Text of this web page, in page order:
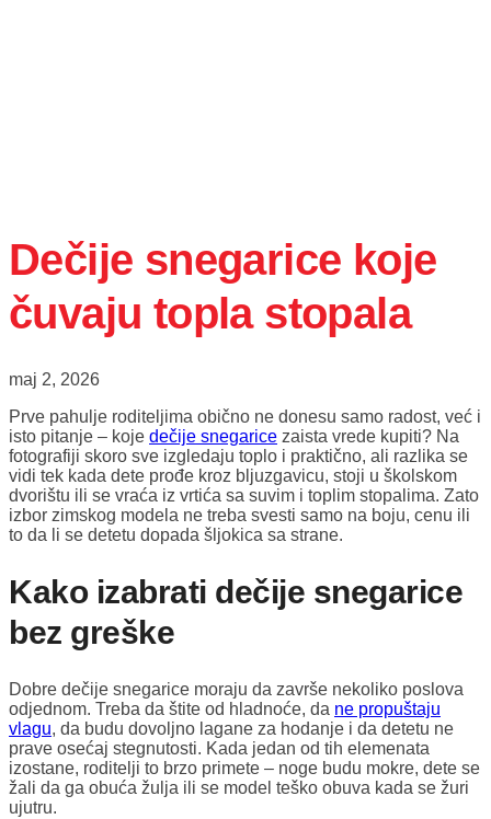
Dečije snegarice koje
čuvaju topla stopala
maj 2, 2026
Prve pahulje roditeljima obično ne donesu samo radost, već i
isto pitanje – koje dečije snegarice zaista vrede kupiti? Na
fotografiji skoro sve izgledaju toplo i praktično, ali razlika se
vidi tek kada dete prođe kroz bljuzgavicu, stoji u školskom
dvorištu ili se vraća iz vrtića sa suvim i toplim stopalima. Zato
izbor zimskog modela ne treba svesti samo na boju, cenu ili
to da li se detetu dopada šljokica sa strane.
Kako izabrati dečije snegarice
bez greške
Dobre dečije snegarice moraju da završe nekoliko poslova
odjednom. Treba da štite od hladnoće, da ne propuštaju
vlagu, da budu dovoljno lagane za hodanje i da detetu ne
prave osećaj stegnutosti. Kada jedan od tih elemenata
izostane, roditelji to brzo primete – noge budu mokre, dete se
žali da ga obuća žulja ili se model teško obuva kada se žuri
ujutru.